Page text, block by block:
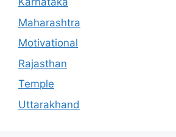
Maharashtra
Motivational
Rajasthan
Temple
Uttarakhand